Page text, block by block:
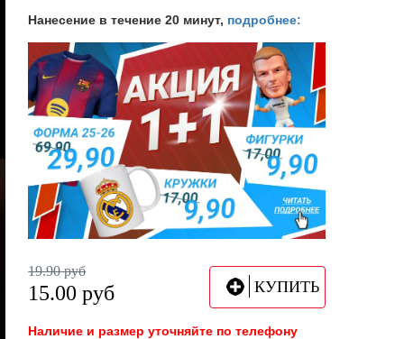
Нанесение в течение 20 минут, подробнее:
19.90 руб
15.00 руб КУПИТЬ
Наличие и размер уточняйте по телефону